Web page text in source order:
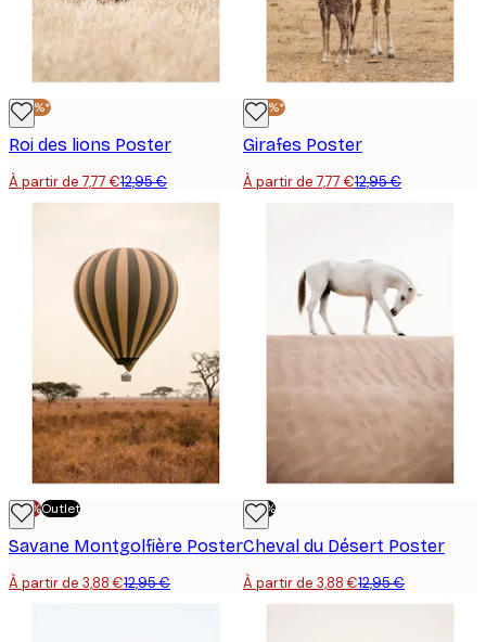
-40%*
Roi des lions Poster
À partir de 7,77 €12,95 €
-40%*
Girafes Poster
À partir de 7,77 €12,95 €
-70%Outlet
Savane Montgolfière Poster
À partir de 3,88 €12,95 €
-70%
Cheval du Désert Poster
À partir de 3,88 €12,95 €